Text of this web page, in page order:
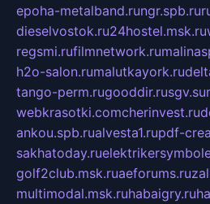
epoha-metalband.rungr.spb.ru
dieselvostok.ru24hostel.msk.ru
regsmi.rufilmnetwork.ru
h2o-salon.rumalutkayork.ru
tango-perm.rugooddir.rusgv.su
webkrasotki.comcherinvest.ru
ankou.spb.rualvesta1.rupdf-
sakhatoday.ru
golf2club.msk.ruaeforums.ru
multimodal.msk.ruhabaigry.ru